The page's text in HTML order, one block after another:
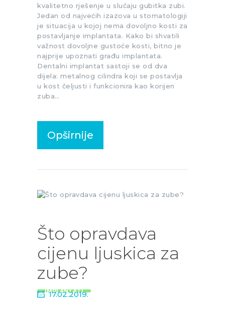
kvalitetno rješenje u slučaju gubitka zubi.
Jedan od najvećih izazova u stomatologiji
je situacija u kojoj nema dovoljno kosti za
postavljanje implantata. Kako bi shvatili
važnost dovoljne gustoće kosti, bitno je
najprije upoznati građu implantata.
Dentalni implantat sastoji se od dva
dijela: metalnog cilindra koji se postavlja
u kost čeljusti i funkcionira kao korijen
zuba…
Opširnije
Što opravdava
cijenu ljuskica za
zube?
IMPLANTATI
17.02.2019.